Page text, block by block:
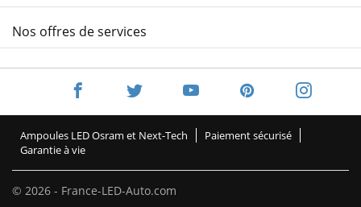
Nos offres de services
© 2026 - France-LED-Auto.com
Ampoules LED Osram et Next-Tech
Paiement sécurisé
Garantie à vie